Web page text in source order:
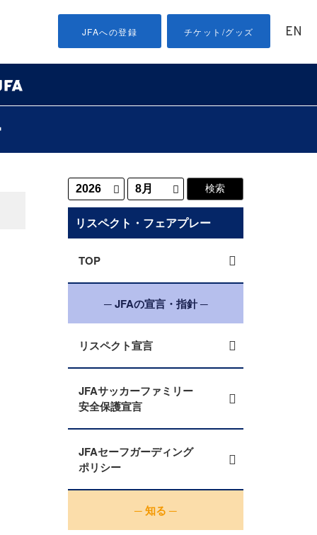
JFAへの登録 チケット/グッズ EN
リスペクト・フェアプレー
TOP
─ JFAの宣言・指針 ─
リスペクト宣言
JFAサッカーファミリー
安全保護宣言
JFAセーフガーディング
ポリシー
─ 知る ─